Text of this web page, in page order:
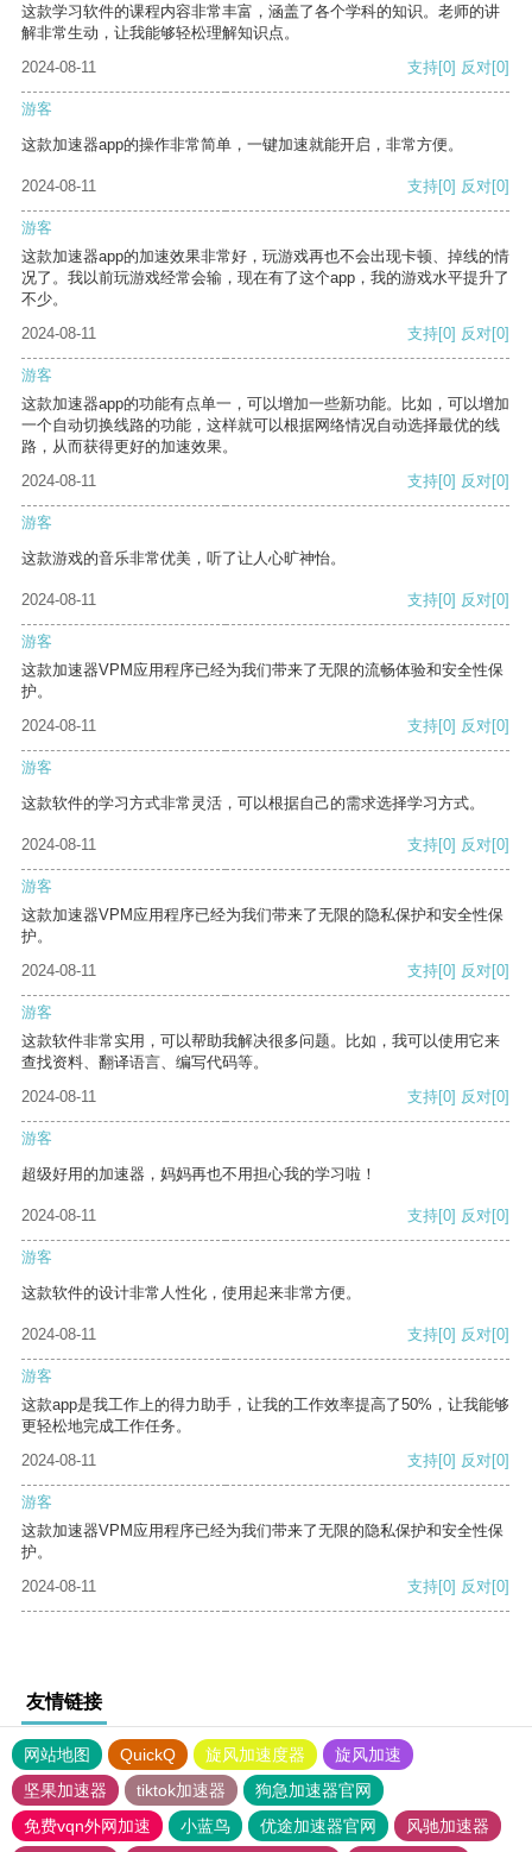
这款学习软件的课程内容非常丰富，涵盖了各个学科的知识。老师的讲
解非常生动，让我能够轻松理解知识点。
2024-08-11
支持[0] 反对[0]
游客
这款加速器app的操作非常简单，一键加速就能开启，非常方便。
2024-08-11 支持[0] 反对[0]
游客
这款加速器app的加速效果非常好，玩游戏再也不会出现卡顿、掉线的情
况了。我以前玩游戏经常会输，现在有了这个app，我的游戏水平提升了
不少。
2024-08-11
支持[0] 反对[0]
游客
这款加速器app的功能有点单一，可以增加一些新功能。比如，可以增加
一个自动切换线路的功能，这样就可以根据网络情况自动选择最优的线
路，从而获得更好的加速效果。
2024-08-11
支持[0] 反对[0]
游客
这款游戏的音乐非常优美，听了让人心旷神怡。
2024-08-11 支持[0] 反对[0]
游客
这款加速器VPM应用程序已经为我们带来了无限的流畅体验和安全性保
护。
2024-08-11
支持[0] 反对[0]
游客
这款软件的学习方式非常灵活，可以根据自己的需求选择学习方式。
2024-08-11 支持[0] 反对[0]
游客
这款加速器VPM应用程序已经为我们带来了无限的隐私保护和安全性保
护。
2024-08-11
支持[0] 反对[0]
游客
这款软件非常实用，可以帮助我解决很多问题。比如，我可以使用它来
查找资料、翻译语言、编写代码等。
2024-08-11
支持[0] 反对[0]
游客
超级好用的加速器，妈妈再也不用担心我的学习啦！
2024-08-11 支持[0] 反对[0]
游客
这款软件的设计非常人性化，使用起来非常方便。
2024-08-11 支持[0] 反对[0]
游客
这款app是我工作上的得力助手，让我的工作效率提高了50%，让我能够
更轻松地完成工作任务。
2024-08-11
支持[0] 反对[0]
游客
这款加速器VPM应用程序已经为我们带来了无限的隐私保护和安全性保
护。
2024-08-11
支持[0] 反对[0]
友情链接
网站地图 QuickQ 旋风加速度器
旋风加速
坚果加速器
tiktok加速器
狗急加速器官网
免费vqn外网加速
小蓝鸟 优途加速器官网 风驰加速器